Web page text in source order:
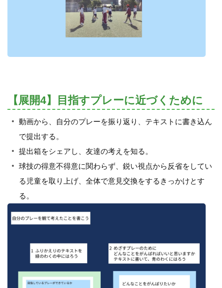
【展開4】目指すプレーに近づくために
動画から、自分のプレーを振り返り、テキストに書き込ん
で提出する。
提出箱をシェアし、友達の考えを知る。
球技の得意不得意に関わらず、鋭い視点から反省をしてい
る児童を取り上げ、全体で意見交換をするきっかけとす
る。